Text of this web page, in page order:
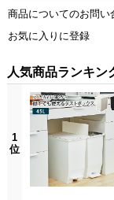
商品についてのお問い
お気に入りに登録
人気商品ランキン
1
位